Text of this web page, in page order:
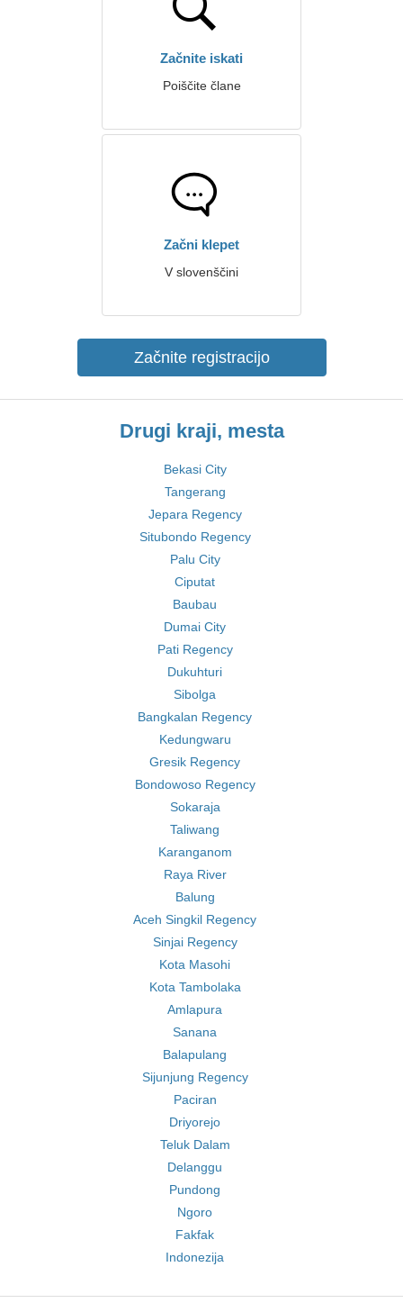
Začnite iskati
Poiščite člane
Začni klepet
V slovenščini
Začnite registracijo
Drugi kraji, mesta
Bekasi City
Tangerang
Jepara Regency
Situbondo Regency
Palu City
Ciputat
Baubau
Dumai City
Pati Regency
Dukuhturi
Sibolga
Bangkalan Regency
Kedungwaru
Gresik Regency
Bondowoso Regency
Sokaraja
Taliwang
Karanganom
Raya River
Balung
Aceh Singkil Regency
Sinjai Regency
Kota Masohi
Kota Tambolaka
Amlapura
Sanana
Balapulang
Sijunjung Regency
Paciran
Driyorejo
Teluk Dalam
Delanggu
Pundong
Ngoro
Fakfak
Indonezija